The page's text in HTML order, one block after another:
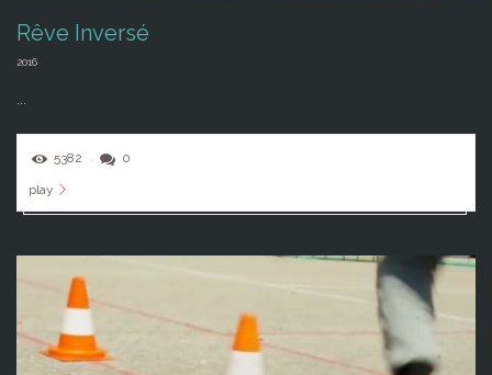
Rêve Inversé
2016
5382 0
play